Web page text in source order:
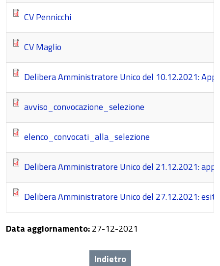
CV Pennicchi
CV Maglio
Delibera Amministratore Unico del 10.12.2021:
avviso_convocazione_selezione
elenco_convocati_alla_selezione
Delibera Amministratore Unico del 21.12.2021:
Delibera Amministratore Unico del 27.12.2021:
Data aggiornamento:27-12-2021
Indietro